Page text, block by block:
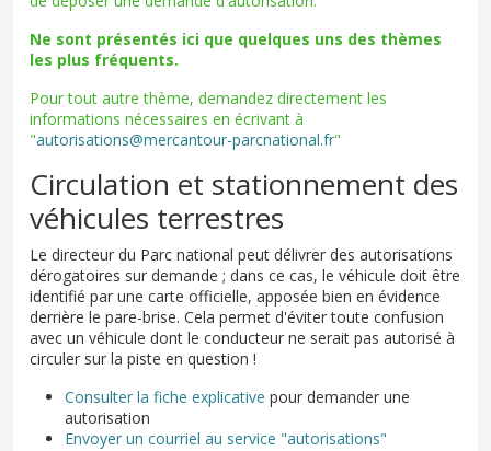
Ne sont présentés ici que quelques uns des thèmes
les plus fréquents.
Pour tout autre thème, demandez directement les
informations nécessaires en écrivant à
"autorisations@mercantour-parcnational.fr"
Circulation et stationnement des
véhicules terrestres
Le directeur du Parc national peut délivrer des autorisations
dérogatoires sur demande ; dans ce cas, le véhicule doit être
identifié par une carte officielle, apposée bien en évidence
derrière le pare-brise. Cela permet d'éviter toute confusion
avec un véhicule dont le conducteur ne serait pas autorisé à
circuler sur la piste en question !
Consulter la fiche explicative pour demander une
autorisation
Envoyer un courriel au service "autorisations"